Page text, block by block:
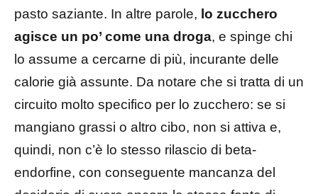
pasto saziante. In altre parole, lo zucchero
agisce un po’ come una droga, e spinge chi
lo assume a cercarne di più, incurante delle
calorie già assunte. Da notare che si tratta di un
circuito molto specifico per lo zucchero: se si
mangiano grassi o altro cibo, non si attiva e,
quindi, non c’è lo stesso rilascio di beta-
endorfine, con conseguente mancanza del